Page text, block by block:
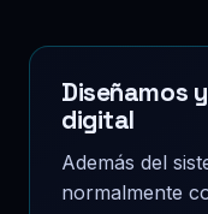
Diseñamos
digital
Además del
normalmente